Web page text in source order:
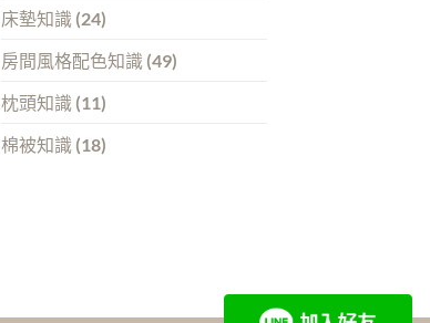
床墊知識 (24)
房間風格配色知識 (49)
枕頭知識 (11)
棉被知識 (18)